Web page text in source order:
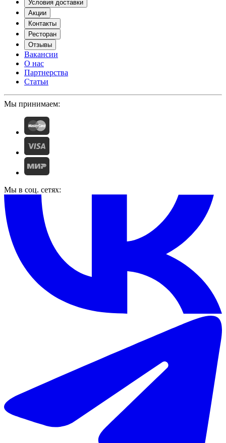
Условия доставки
Акции
Контакты
Ресторан
Отзывы
Вакансии
О нас
Партнерства
Статьи
Мы принимаем:
Мы в соц. сетях: